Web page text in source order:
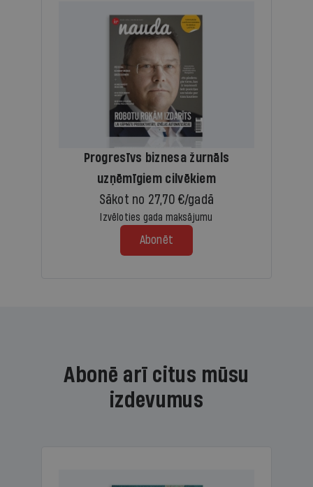
Progresīvs biznesa žurnāls
uzņēmīgiem cilvēkiem
Sākot no 27,70 €/gadā
Izvēloties gada maksājumu
Abonēt
Abonē arī citus mūsu
izdevumus